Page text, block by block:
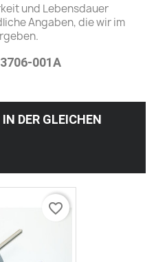
und Lebensdauer
Angaben, die wir im
001A
DER GLEICHEN
favorite_border